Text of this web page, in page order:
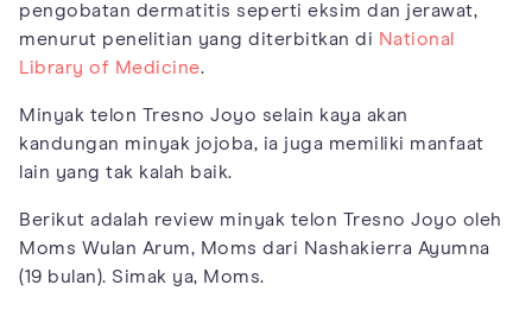
pengobatan dermatitis seperti eksim dan jerawat,
menurut penelitian yang diterbitkan di National
Library of Medicine.
Minyak telon Tresno Joyo selain kaya akan
kandungan minyak jojoba, ia juga memiliki manfaat
lain yang tak kalah baik.
Berikut adalah review minyak telon Tresno Joyo oleh
Moms Wulan Arum, Moms dari Nashakierra Ayumna
(19 bulan). Simak ya, Moms.